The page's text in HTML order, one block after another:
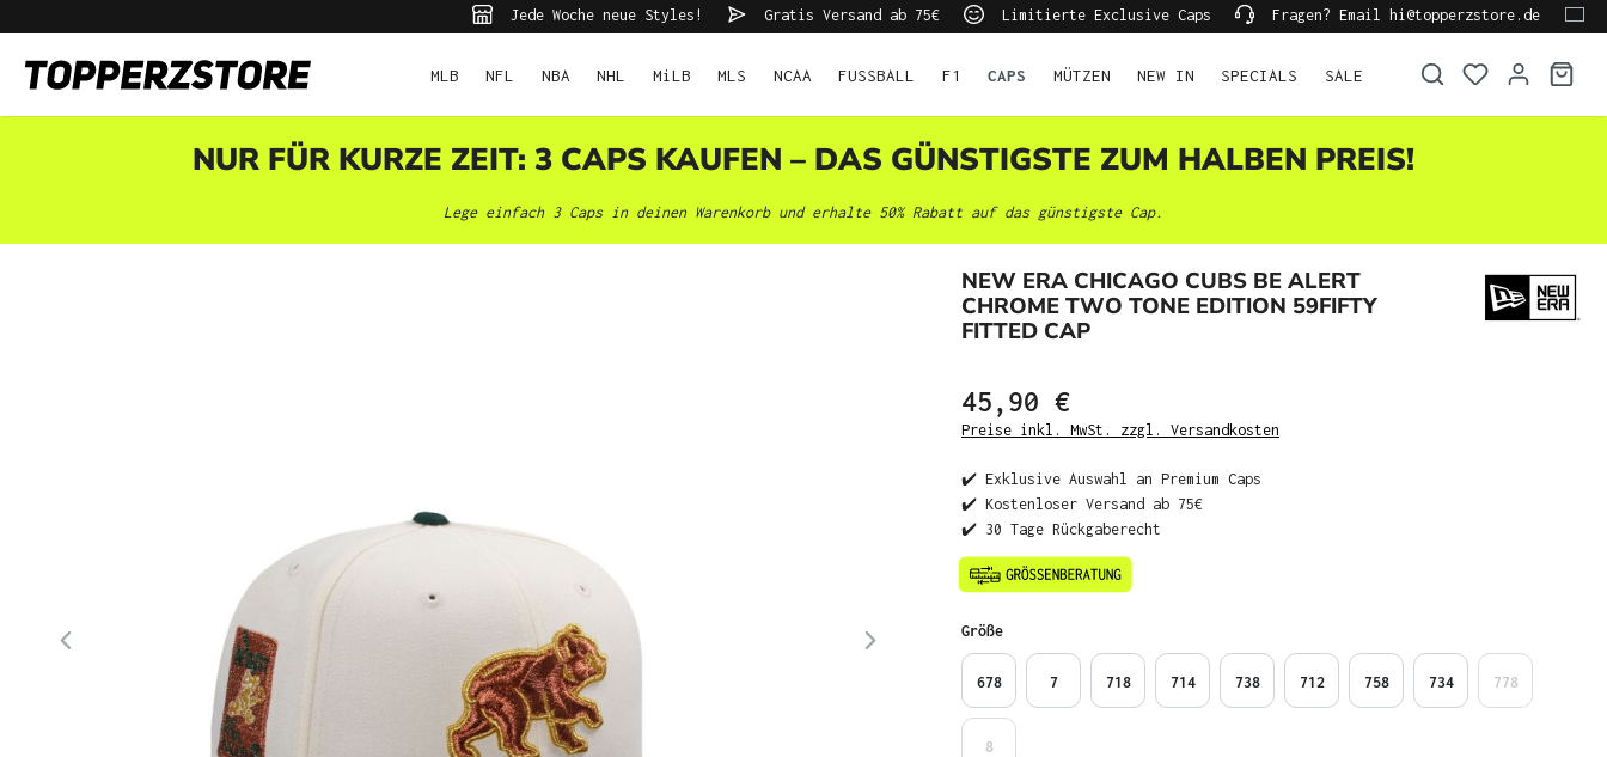
Jede Woche neue Styles! Gratis Versand ab 75€ Limitierte Exclusive Caps Fragen? Email hi@topperzstore.de
MLB NFL NBA NHL MiLB MLS NCAA FUSSBALL F1 CAPS MÜTZEN NEW IN SPECIALS SALE
NUR FÜR KURZE ZEIT: 3 CAPS KAUFEN – DAS GÜNSTIGSTE ZUM HALBEN PREIS!
Lege einfach 3 Caps in deinen Warenkorb und erhalte 50% Rabatt auf das günstigste Cap.
NEW ERA CHICAGO CUBS BE ALERT
CHROME TWO TONE EDITION 59FIFTY
FITTED CAP
45,90 €
Preise inkl. MwSt. zzgl. Versandkosten
✔️ Exklusive Auswahl an Premium Caps
✔️ Kostenloser Versand ab 75€
✔️ 30 Tage Rückgaberecht
Größeauswählen
678 7 718 714 738 712 758 734 778
8